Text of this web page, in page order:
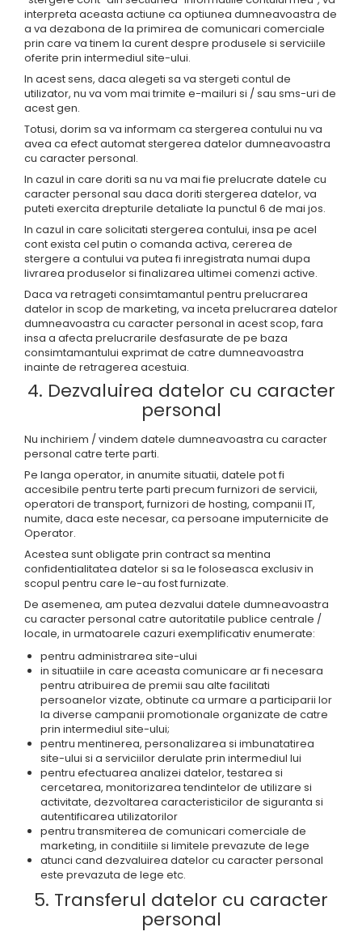
interpreta aceasta actiune ca optiunea dumneavoastra de
a va dezabona de la primirea de comunicari comerciale
prin care va tinem la curent despre produsele si serviciile
oferite prin intermediul site-ului.
In acest sens, daca alegeti sa va stergeti contul de
utilizator, nu va vom mai trimite e-mailuri si / sau sms-uri de
acest gen.
Totusi, dorim sa va informam ca stergerea contului nu va
avea ca efect automat stergerea datelor dumneavoastra
cu caracter personal.
In cazul in care doriti sa nu va mai fie prelucrate datele cu
caracter personal sau daca doriti stergerea datelor, va
puteti exercita drepturile detaliate la punctul 6 de mai jos.
In cazul in care solicitati stergerea contului, insa pe acel
cont exista cel putin o comanda activa, cererea de
stergere a contului va putea fi inregistrata numai dupa
livrarea produselor si finalizarea ultimei comenzi active.
Daca va retrageti consimtamantul pentru prelucrarea
datelor in scop de marketing, va inceta prelucrarea datelor
dumneavoastra cu caracter personal in acest scop, fara
insa a afecta prelucrarile desfasurate de pe baza
consimtamantului exprimat de catre dumneavoastra
inainte de retragerea acestuia.
4. Dezvaluirea datelor cu caracter
personal
Nu inchiriem / vindem datele dumneavoastra cu caracter
personal catre terte parti.
Pe langa operator, in anumite situatii, datele pot fi
accesibile pentru terte parti precum furnizori de servicii,
operatori de transport, furnizori de hosting, companii IT,
numite, daca este necesar, ca persoane imputernicite de
Operator.
Acestea sunt obligate prin contract sa mentina
confidentialitatea datelor si sa le foloseasca exclusiv in
scopul pentru care le-au fost furnizate.
De asemenea, am putea dezvalui datele dumneavoastra
cu caracter personal catre autoritatile publice centrale /
locale, in urmatoarele cazuri exemplificativ enumerate:
pentru administrarea site-ului
in situatiile in care aceasta comunicare ar fi necesara
pentru atribuirea de premii sau alte facilitati
persoanelor vizate, obtinute ca urmare a participarii lor
la diverse campanii promotionale organizate de catre
prin intermediul site-ului;
pentru mentinerea, personalizarea si imbunatatirea
site-ului si a serviciilor derulate prin intermediul lui
pentru efectuarea analizei datelor, testarea si
cercetarea, monitorizarea tendintelor de utilizare si
activitate, dezvoltarea caracteristicilor de siguranta si
autentificarea utilizatorilor
pentru transmiterea de comunicari comerciale de
marketing, in conditiile si limitele prevazute de lege
atunci cand dezvaluirea datelor cu caracter personal
este prevazuta de lege etc.
5. Transferul datelor cu caracter
personal